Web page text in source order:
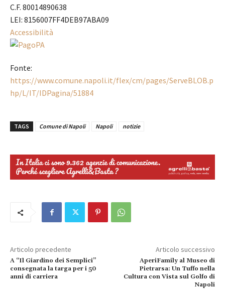
C.F. 80014890638
LEI: 8156007FF4DEB97ABA09
Accessibilità
Fonte:
https://www.comune.napoli.it/flex/cm/pages/ServeBLOB.p
hp/L/IT/IDPagina/51884
TAGS Comune di Napoli Napoli notizie
Articolo precedente
A “Il Giardino dei Semplici”
consegnata la targa per i 50
anni di carriera
Articolo successivo
AperiFamily al Museo di
Pietrarsa: Un Tuffo nella
Cultura con Vista sul Golfo di
Napoli